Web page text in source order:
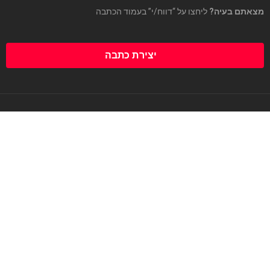
מצאתם בעיה? ליחצו על “דווח/י” בעמוד הכתבה
יצירת כתבה